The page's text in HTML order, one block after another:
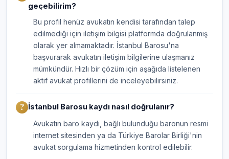
geçebilirim?
Bu profil henüz avukatın kendisi tarafından talep
edilmediği için iletişim bilgisi platformda doğrulanmış
olarak yer almamaktadır. İstanbul Barosu'na
başvurarak avukatın iletişim bilgilerine ulaşmanız
mümkündür. Hızlı bir çözüm için aşağıda listelenen
aktif avukat profillerini de inceleyebilirsiniz.
İstanbul Barosu kaydı nasıl doğrulanır?
Avukatın baro kaydı, bağlı bulunduğu baronun resmi
internet sitesinden ya da Türkiye Barolar Birliği'nin
avukat sorgulama hizmetinden kontrol edilebilir.